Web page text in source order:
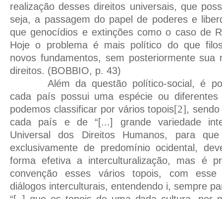
realização desses direitos universais, que
seja, a passagem do papel de poderes e
que genocídios e extinções como o caso de
Hoje o problema é mais político do que
novos fundamentos, sem posteriormente sua
direitos. (BOBBIO, p. 43)
Além da questão político-social, é
cada país possui uma espécie ou
podemos classificar por vários topois[2] ,
cada país e de “[...] grande variedade
Universal dos Direitos Humanos, para
exclusivamente de predomínio ocidental,
forma efetiva a interculturalização, mas é
convenção esses vários topois, com
diálogos interculturais, entendendo i, sempre